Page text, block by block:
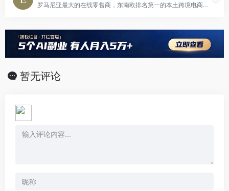
罗马尼亚最大的在线零售商，东南欧排名第一的本土跨境电商平台
暂无评论